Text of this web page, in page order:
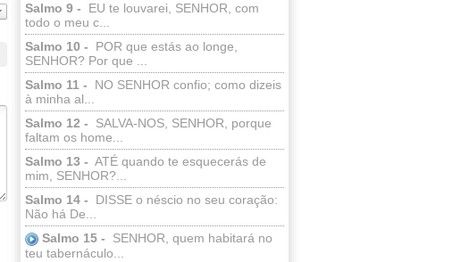
Salmo 9 -
EU te louvarei, SENHOR, com
todo o meu c...
Salmo 10 -
POR que estás ao longe,
SENHOR? Por que ...
Salmo 11 -
NO SENHOR confio; como dizeis
à minha al...
Salmo 12 -
SALVA-NOS, SENHOR, porque
faltam os home...
Salmo 13 - ATÉ quando te esquecerás de
mim, SENHOR?...
Salmo 14 -
DISSE o néscio no seu coração:
Não há De...
Salmo 15 -
SENHOR, quem habitará no
teu tabernáculo...